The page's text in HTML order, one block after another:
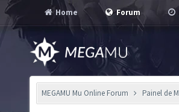
Home Forum
MEGAMU Mu Online Forum Painel de